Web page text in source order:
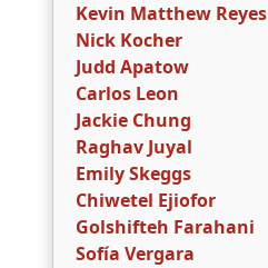
Kevin Matthew Reyes
Nick Kocher
Judd Apatow
Carlos Leon
Jackie Chung
Raghav Juyal
Emily Skeggs
Chiwetel Ejiofor
Golshifteh Farahani
Sofía Vergara